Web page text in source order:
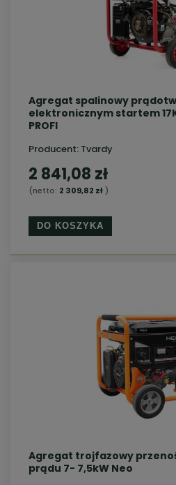
Agregat spalinowy
elektronicznym startem
PROFI
Producent: Tvardy
2 841,08 zł
(netto: 2 309,82 zł)
DO KOSZYKA
Agregat trojfazowy
prądu 7- 7,5kW Neo